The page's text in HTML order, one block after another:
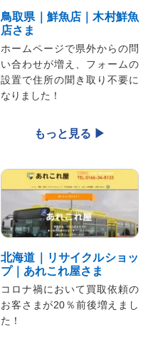
鳥取県｜鮮魚店｜木村鮮魚
店さま
ホームページで県外からの問
い合わせが増え、フォームの
設置で住所の聞き取り不要に
なりました！
北海道｜リサイクルショッ
プ｜あれこれ屋さま
コロナ禍において買取依頼の
お客さまが20％前後増えまし
た！